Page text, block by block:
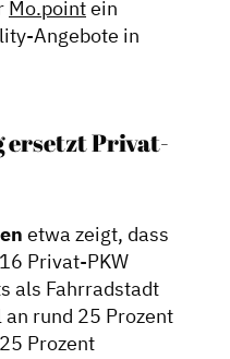
Mo.pointein
Angebote in
ersetzt Privat-
etwa zeigt, dass
Privat-PKW
als Fahrradstadt
rund 25 Prozent
Prozent